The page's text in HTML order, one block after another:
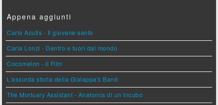
Appena aggiunti
Carlo Acutis - Il giovane santo
Carla Lonzi - Dentro e fuori dal mondo
Cocomelon - Il Film
L'assurda storia della Gialappa's Band
The Mortuary Assistant - Anatomia di un Incubo